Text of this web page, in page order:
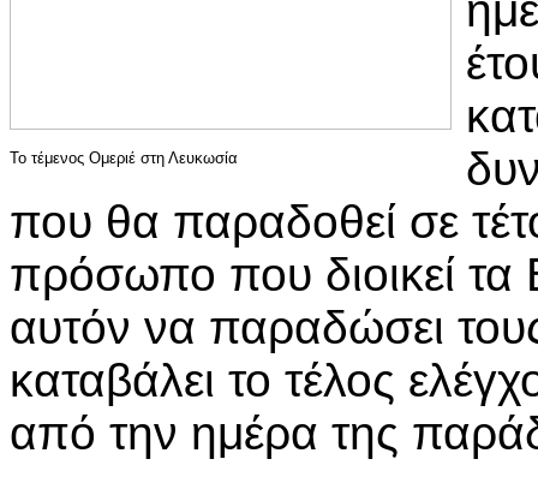
Το τέμενος Ομεριέ στη Λευκωσία
που θα παραδοθεί σε
πρόσωπο που διοικεί
αυτόν να παραδώσει
καταβάλει το τέλος
από την ημέρα της